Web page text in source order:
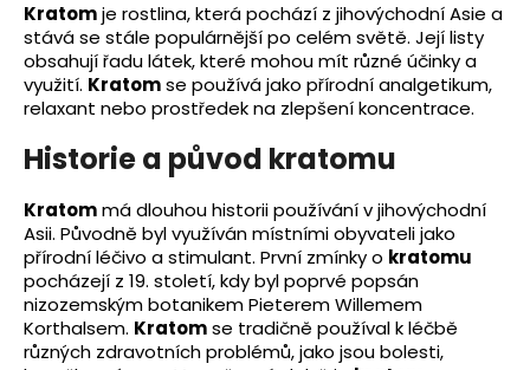
Kratomje rostlina, která pochází z jihovýchodní Asie a
stává se stále populárnější po celém světě. Její listy
obsahují řadu látek, které mohou mít různé účinky a
využití. Kratomse používá jako přírodní analgetikum,
relaxant nebo prostředek na zlepšení koncentrace.
Historie a původ kratomu
Kratommá dlouhou historii používání v jihovýchodní
Asii. Původně byl využíván místními obyvateli jako
přírodní léčivo a stimulant. První zmínky o kratomu
pocházejí z 19. století, kdy byl poprvé popsán
nizozemským botanikem Pieterem Willemem
Korthalsem. Kratomse tradičně používal k léčbě
různých zdravotních problémů, jako jsou bolesti,